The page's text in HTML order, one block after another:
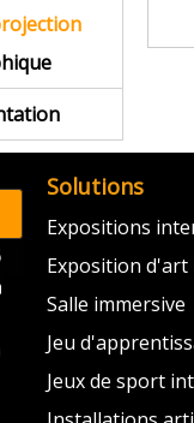
Solutions
Expositions
Exposition d'art
Salle immersive
Jeu
Jeux de sport